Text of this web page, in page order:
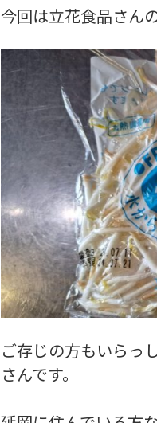
今回は立花食品さん
ご存じの方もいらっ
さんです。